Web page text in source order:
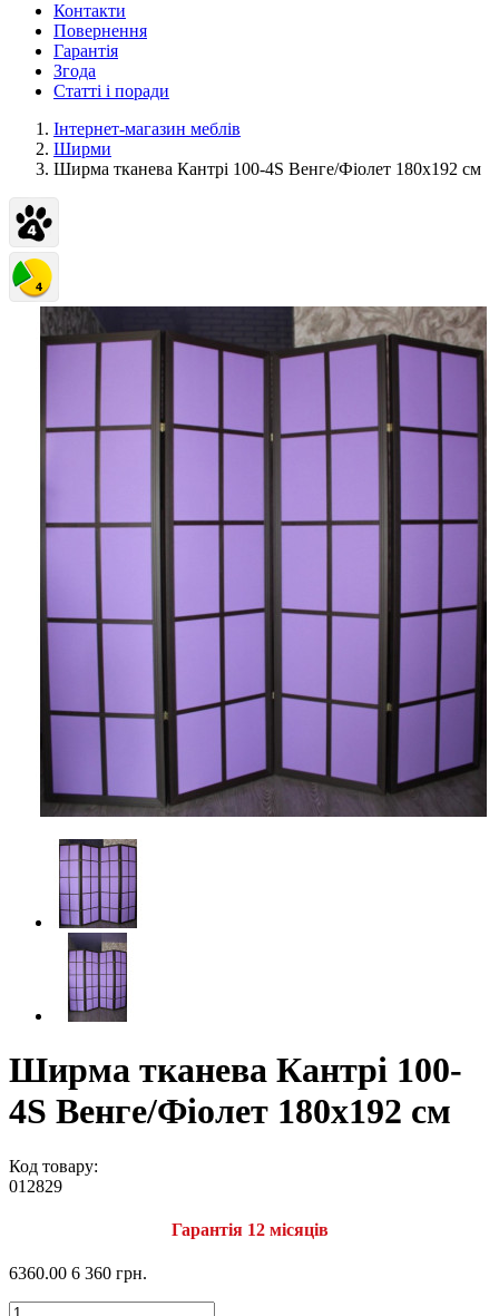
Контакти
Повернення
Гарантія
Згода
Статті і поради
Інтернет-магазин меблів
Ширми
Ширма тканева Кантрі 100-4S Венге/Фіолет 180х192 см
Ширма тканева Кантрі 100-
4S Венге/Фіолет 180х192 см
Код товару:
012829
Гарантія 12 місяців
6360.00 6 360 грн.